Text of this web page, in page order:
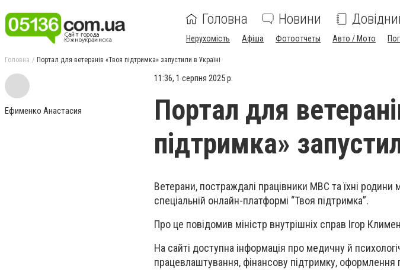
Головна Новини
Нерухомість Афіша Фотоотчеты Авто / Мото
Головна Портал для ветеранів «Твоя підтримка» запустили в Україні
Ефименко Анастасия
11:36, 1 серпня 2025 р.
Портал для
підтримка»
Ветерани, постраждалі працівники МВС та їхні
спеціальній онлайн-платформі “Твоя підтримка”.
Про це повідомив міністр внутрішніх справ Ігор
На сайті доступна інформація про медичну й
працевлаштування, фінансову підтримку, оформлення